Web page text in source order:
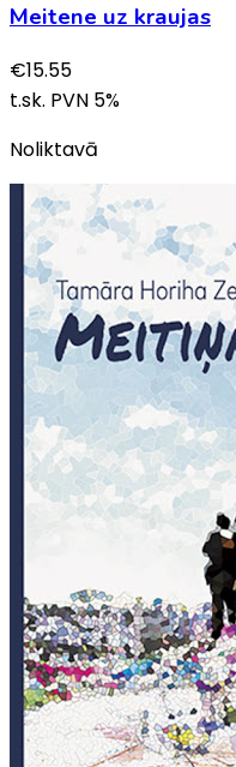
Meitene uz kraujas
€15.55
t.sk. PVN 5%
Noliktavā